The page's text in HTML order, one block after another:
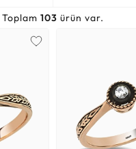
Toplam 103 ürün var.